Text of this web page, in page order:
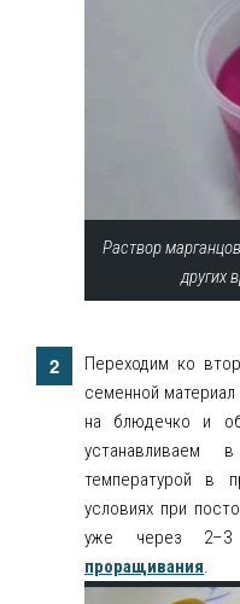
Раствор
других
Переходим ко
семенной
на блюдечко и
температурой в
условиях при
уже через
проращивания.